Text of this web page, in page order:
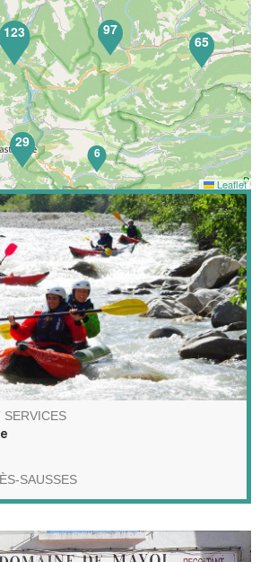
et le kayak autrement ! Partez avec
unique sur l'eau, entre
et nature sauvage !
SERVICES
SAUSSES
6
65
97
29
123
Leaflet